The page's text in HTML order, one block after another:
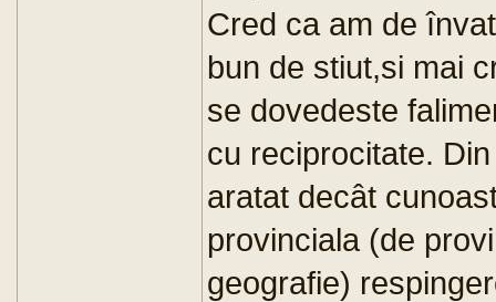
Cred ca am de
bun de stiut,si mai
se dovedeste
cu reciprocitate.
aratat decât
provinciala (de
geografie)